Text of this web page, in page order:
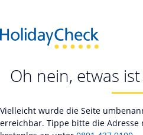
Oh nein, etwas
Vielleicht wurde die Seite
erreichbar. Tippe bitte die